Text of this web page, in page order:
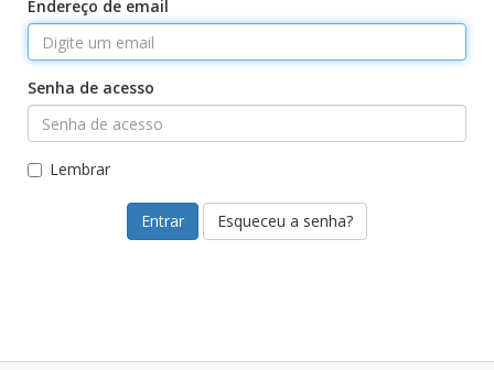
Endereço de email
Senha de acesso
Lembrar
Esqueceu a senha?